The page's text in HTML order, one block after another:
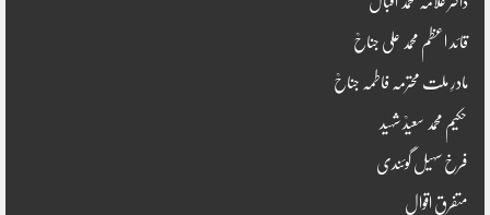
قائد اعظم محمد علی جناحؒ
مادرِ ملت محترمہ فاطمہ جناحؒ
حکیم محمد سعیدؒ شہید
فرخ سہیل گوئندی
متفرق اقوال